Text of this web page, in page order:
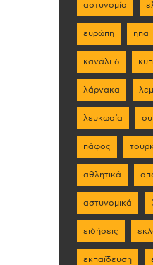
αστυνομία
ευρώπη ηπα
κανάλι 6
λάρνακα
λευκωσία
πάφος
αθλητικά
αστυνομικά
ειδήσεις
εκπαίδευση